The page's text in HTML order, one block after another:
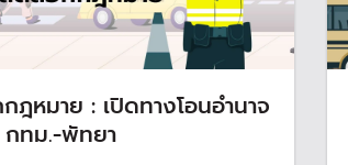
ฎหมาย : เปิดทางโอนอำนาจ
กทม.-พัทยา